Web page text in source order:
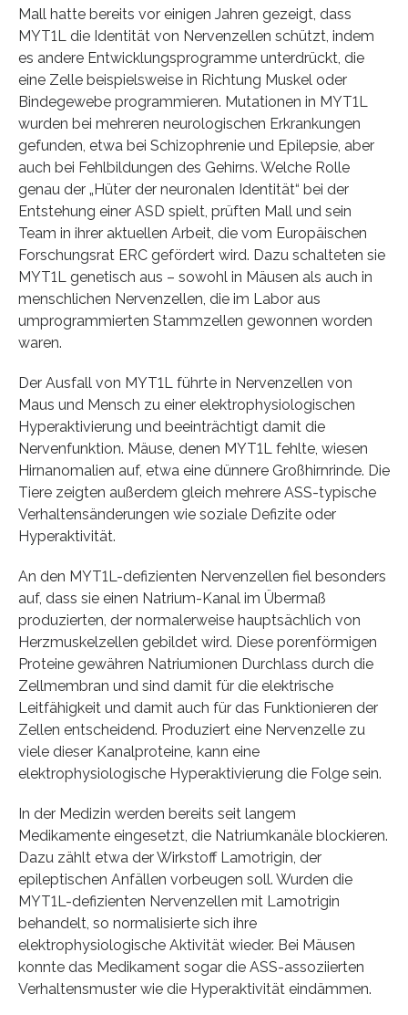
Mall hatte bereits vor einigen Jahren gezeigt, dass
MYT1L die Identität von Nervenzellen schützt, indem
es andere Entwicklungsprogramme unterdrückt, die
eine Zelle beispielsweise in Richtung Muskel oder
Bindegewebe programmieren. Mutationen in MYT1L
wurden bei mehreren neurologischen Erkrankungen
gefunden, etwa bei Schizophrenie und Epilepsie, aber
auch bei Fehlbildungen des Gehirns. Welche Rolle
genau der „Hüter der neuronalen Identität“ bei der
Entstehung einer ASD spielt, prüften Mall und sein
Team in ihrer aktuellen Arbeit, die vom Europäischen
Forschungsrat ERC gefördert wird. Dazu schalteten sie
MYT1L genetisch aus – sowohl in Mäusen als auch in
menschlichen Nervenzellen, die im Labor aus
umprogrammierten Stammzellen gewonnen worden
waren.
Der Ausfall von MYT1L führte in Nervenzellen von
Maus und Mensch zu einer elektrophysiologischen
Hyperaktivierung und beeinträchtigt damit die
Nervenfunktion. Mäuse, denen MYT1L fehlte, wiesen
Hirnanomalien auf, etwa eine dünnere Großhirnrinde. Die
Tiere zeigten außerdem gleich mehrere ASS-typische
Verhaltensänderungen wie soziale Defizite oder
Hyperaktivität.
An den MYT1L-defizienten Nervenzellen fiel besonders
auf, dass sie einen Natrium-Kanal im Übermaß
produzierten, der normalerweise hauptsächlich von
Herzmuskelzellen gebildet wird. Diese porenförmigen
Proteine gewähren Natriumionen Durchlass durch die
Zellmembran und sind damit für die elektrische
Leitfähigkeit und damit auch für das Funktionieren der
Zellen entscheidend. Produziert eine Nervenzelle zu
viele dieser Kanalproteine, kann eine
elektrophysiologische Hyperaktivierung die Folge sein.
In der Medizin werden bereits seit langem
Medikamente eingesetzt, die Natriumkanäle blockieren.
Dazu zählt etwa der Wirkstoff Lamotrigin, der
epileptischen Anfällen vorbeugen soll. Wurden die
MYT1L-defizienten Nervenzellen mit Lamotrigin
behandelt, so normalisierte sich ihre
elektrophysiologische Aktivität wieder. Bei Mäusen
konnte das Medikament sogar die ASS-assoziierten
Verhaltensmuster wie die Hyperaktivität eindämmen.